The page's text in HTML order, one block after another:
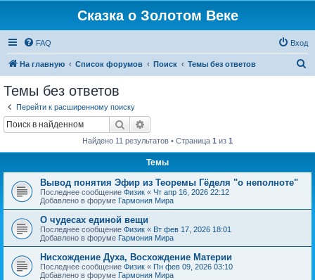
Сказка о Золотом Веке
FAQ Вход
На главную Список форумов Поиск Темы без ответов
Темы без ответов
Перейти к расширенному поиску
Поиск
Найдено 11 результатов • Страница 1 из 1
Темы
Вывод понятия Эфир из Теоремы Гёделя "о неполноте"
Последнее сообщение Физик « Чт апр 16, 2026 22:12
Добавлено в форуме Гармония Мира
О чудесах единой вещи
Последнее сообщение Физик « Вт фев 17, 2026 18:01
Добавлено в форуме Гармония Мира
Нисхождение Духа, Восхождение Материи
Последнее сообщение Физик « Пн фев 09, 2026 03:10
Добавлено в форуме Гармония Мира